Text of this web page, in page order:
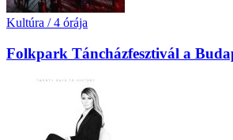
Kultúra / 4 órája
Folkpark Táncházfesztivál a